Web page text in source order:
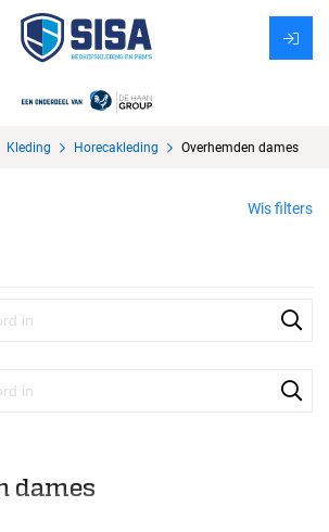
Kleding Horecakleding Overhemden dames
Wis filters
dames